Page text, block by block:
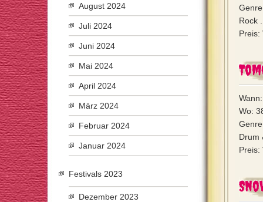
Rock
Preis:
Wo:
Drum
Preis:
August 2024
Juli 2024
Juni 2024
Mai 2024
April 2024
März 2024
Februar 2024
Januar 2024
Festivals 2023
Dezember 2023